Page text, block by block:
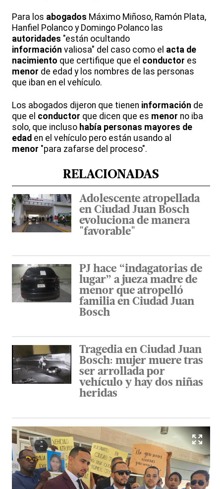
Para los abogados Máximo Miñoso, Ramón Plata,
Hanfiel Polanco y Domingo Polanco las
autoridades "están ocultando
información valiosa" del caso como el acta de
nacimiento que certifique que el conductor es
menor de edad y los nombres de las personas
que iban en el vehículo.
Los abogados dijeron que tienen información de
que el conductor que dicen que es menor no iba
solo, que incluso había personas mayores de
edad en el vehículo pero están usando al
menor "para zafarse del proceso".
RELACIONADAS
Adolescente atropellada
en Ciudad Juan Bosch
evoluciona de manera
"favorable"
PJ hace “indagatorias de
lugar” a jueza madre de
menor que atropelló
familia en Ciudad Juan
Bosch
Tragedia en Ciudad Juan
Bosch: mujer muere tras
ser arrollada por
vehículo y hay dos niñas
heridas